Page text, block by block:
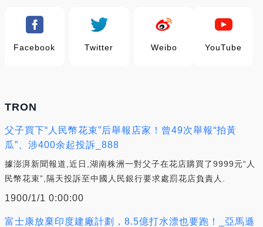
Facebook Twitter Weibo YouTube
TRON
父子買下“人民幣花束”后舉報店家！曾49次舉報“拍黃
瓜”、涉400余起投訴_888
據澎湃新聞報道,近日,湖南株洲一對父子在花店購買了9999元“人
民幣花束”,隔天投訴至中國人民銀行要求處罰花店負責人.
1900/1/1 0:00:00
富士康放棄印度建廠計劃，8.5億打水漂也要跑！_亞馬遜